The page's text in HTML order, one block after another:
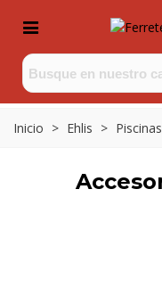
Inicio > Ehlis > Piscinas